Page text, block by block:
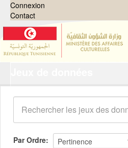
Connexion
Contact
Organisations
Groupes
Demandes 0
À propos
Par Ordre